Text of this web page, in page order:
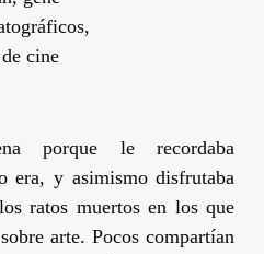
porque le recordaba
era, y asimismo disfrutaba
ratos muertos en los que
arte. Pocos compartían